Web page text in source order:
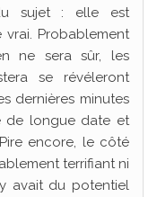
sujet : elle est
Probablement
ne sera sûr, les
se révéleront
dernières minutes
de longue date et
encore, le côté
terrifiant ni
avait du potentiel